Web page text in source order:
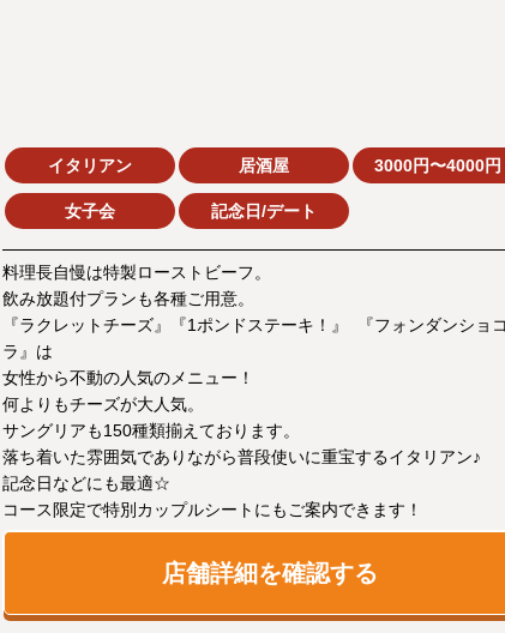
イタリアン 居酒屋 3000円〜4000円
女子会 記念日/デート
料理長自慢は特製ローストビーフ。
飲み放題付プランも各種ご用意。
『ラクレットチーズ』『1ポンドステーキ！』 『フォンダンショコ
ラ』は
女性から不動の人気のメニュー！
何よりもチーズが大人気。
サングリアも150種類揃えております。
落ち着いた雰囲気でありながら普段使いに重宝するイタリアン♪
記念日などにも最適☆
コース限定で特別カップルシートにもご案内できます！
店舗詳細を確認する